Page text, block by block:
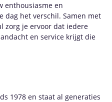
enthousiasme en
dag het verschil. Samen met
zorg je ervoor dat iedere
en service krijgt die
1978 en staat al generaties